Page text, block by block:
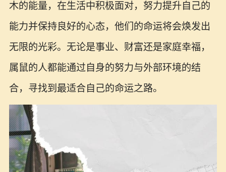
木的能量，在生活中积极面对，努力提升自己的
能力并保持良好的心态，他们的命运将会焕发出
无限的光彩。无论是事业、财富还是家庭幸福，
属鼠的人都能通过自身的努力与外部环境的结
合，寻找到最适合自己的命运之路。